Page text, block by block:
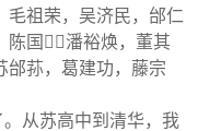
毛祖荣，吴济民，邰仁
陈国 ，潘裕焕，董其
邰荪，葛建功，藤宗
从苏高中到清华，我